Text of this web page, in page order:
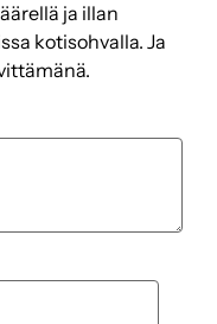
ja illan
kotisohvalla. Ja